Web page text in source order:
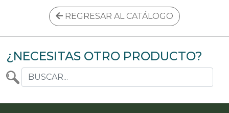
REGRESAR AL CATÁLOGO
¿NECESITAS OTRO PRODUCTO?